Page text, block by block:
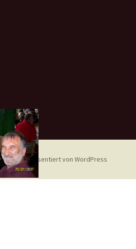
Mit Stolz präsentiert von WordPress